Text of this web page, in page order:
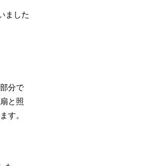
分で
と照
す。